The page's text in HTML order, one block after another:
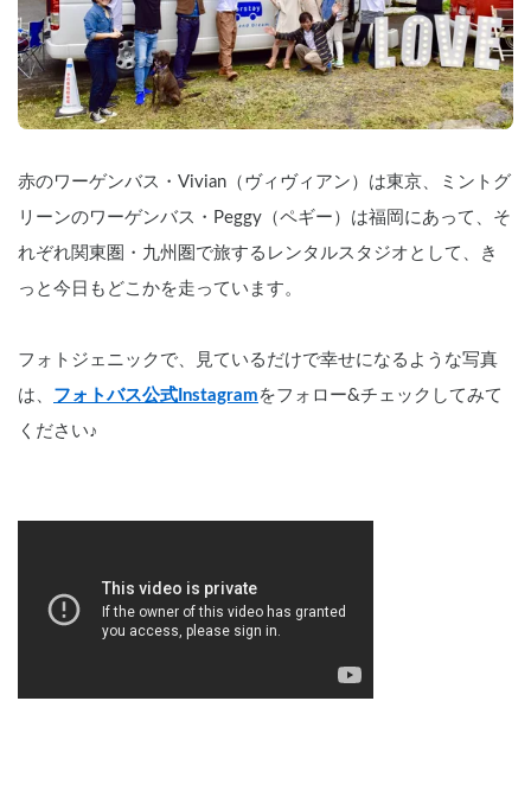
赤のワーゲンバス・Vivian（ヴィヴィアン）は東京、ミントグ
リーンのワーゲンバス・Peggy（ペギー）は福岡にあって、そ
れぞれ関東圏・九州圏で旅するレンタルスタジオとして、き
っと今日もどこかを走っています。
フォトジェニックで、見ているだけで幸せになるような写真
は、 フォトバス公式Instagram をフォロー&チェックしてみて
ください♪